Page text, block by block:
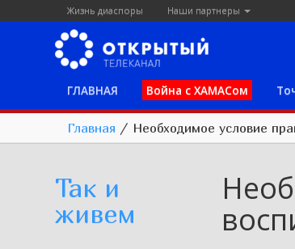
Жизнь диаспоры Наши партнеры
ГЛАВНАЯ Война с ХАМАСом
Главная / Необходимое условие
Так и
живем